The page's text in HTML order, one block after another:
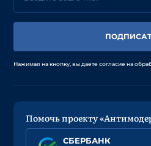
Нажимая на кнопку, вы даете согласие на
Помочь проекту
СБЕРБАНК